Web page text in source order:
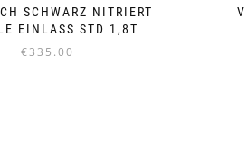
SCHWARZ NITRIERT
EINLASS STD 1,8T
€335.00